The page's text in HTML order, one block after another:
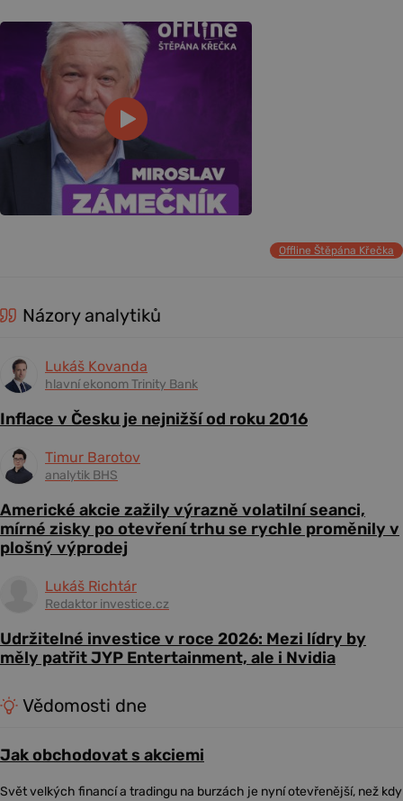
Offline Štěpána Křečka
Názory analytiků
Lukáš Kovanda
hlavní ekonom Trinity Bank
Inflace v Česku je nejnižší od roku 2016
Timur Barotov
analytik BHS
Americké akcie zažily výrazně volatilní seanci,
mírné zisky po otevření trhu se rychle proměnily v
plošný výprodej
Lukáš Richtár
Redaktor investice.cz
Udržitelné investice v roce 2026: Mezi lídry by
měly patřit JYP Entertainment, ale i Nvidia
Vědomosti dne
Jak obchodovat s akciemi
Svět velkých financí a tradingu na burzách je nyní otevřenější, než kdy